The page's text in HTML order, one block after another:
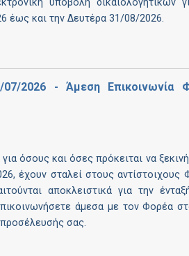
έως και την Δευτέρα 31/08/2026.
2026 - Άμεση Επικοινωνία
όσους και όσες πρόκειται να
έχουν σταλεί στους
αποκλειστικά για την
άμεσα με τον Φορέα
σας.